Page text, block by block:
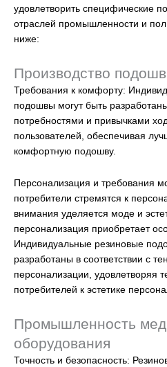
удовлетворить специфические
отраслей промышленности и
ниже:
Производство
Требования к комфорту:
подошвы могут быть
потребностями и привычками
пользователей, обеспечивая
комфортную подошву.
Персонализация и требования
потребители стремятся к
внимания уделяется моде и
персонализация приобретает
Индивидуальные резиновые
разработаны в соответствии с
персонализации, удовлетворяя
потребителей к эстетике
Промышленность
оборудования
Точность и безопасность: